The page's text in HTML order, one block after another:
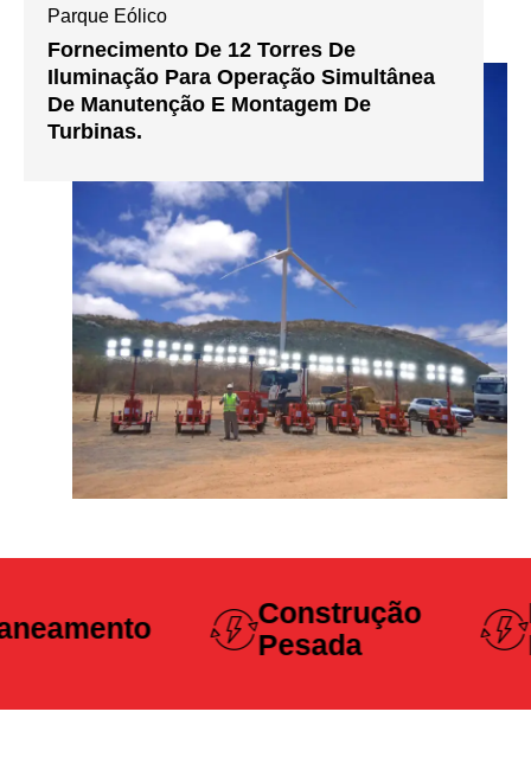
Parque Eólico
Fornecimento De 12 Torres De
Iluminação Para Operação Simultânea
De Manutenção E Montagem De
Turbinas.
Construção
Pesada
Projetos
Logísticos